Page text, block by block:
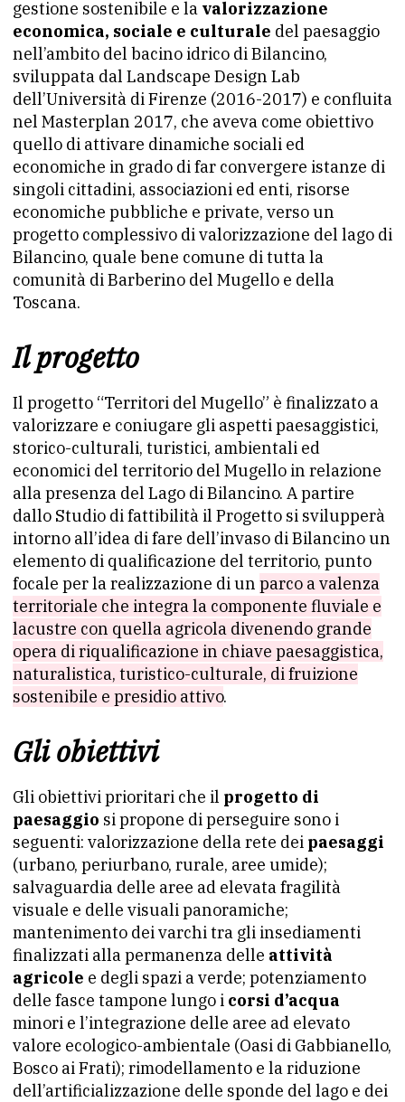
gestione sostenibile e la valorizzazione
economica, sociale e culturale del paesaggio
nell’ambito del bacino idrico di Bilancino,
sviluppata dal Landscape Design Lab
dell’Università di Firenze (2016-2017) e confluita
nel Masterplan 2017, che aveva come obiettivo
quello di attivare dinamiche sociali ed
economiche in grado di far convergere istanze di
singoli cittadini, associazioni ed enti, risorse
economiche pubbliche e private, verso un
progetto complessivo di valorizzazione del lago di
Bilancino, quale bene comune di tutta la
comunità di Barberino del Mugello e della
Toscana.
Il progetto
Il progetto “Territori del Mugello” è finalizzato a
valorizzare e coniugare gli aspetti paesaggistici,
storico-culturali, turistici, ambientali ed
economici del territorio del Mugello in relazione
alla presenza del Lago di Bilancino. A partire
dallo Studio di fattibilità il Progetto si svilupperà
intorno all’idea di fare dell’invaso di Bilancino un
elemento di qualificazione del territorio, punto
focale per la realizzazione di un parco a valenza
territoriale che integra la componente fluviale e
lacustre con quella agricola divenendo grande
opera di riqualificazione in chiave paesaggistica,
naturalistica, turistico-culturale, di fruizione
sostenibile e presidio attivo.
Gli obiettivi
Gli obiettivi prioritari che il progetto di
paesaggio si propone di perseguire sono i
seguenti: valorizzazione della rete dei paesaggi
(urbano, periurbano, rurale, aree umide);
salvaguardia delle aree ad elevata fragilità
visuale e delle visuali panoramiche;
mantenimento dei varchi tra gli insediamenti
finalizzati alla permanenza delle attività
agricole e degli spazi a verde; potenziamento
delle fasce tampone lungo i corsi d’acqua
minori e l’integrazione delle aree ad elevato
valore ecologico-ambientale (Oasi di Gabbianello,
Bosco ai Frati); rimodellamento e la riduzione
dell’artificializzazione delle sponde del lago e dei